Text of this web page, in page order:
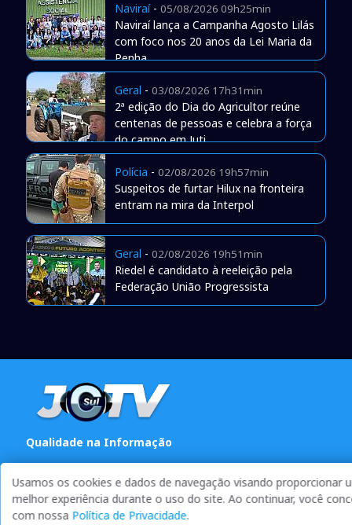
Naviraí- 05/08/2026 09h25min
Naviraí lança a Campanha Agosto Lilás
com foco nos 20 anos da Lei Maria da
Penha
Geral - 03/08/2026 17h31min
2ª edição do Dia do Agricultor reúne
centenas de pessoas e celebra a força
do campo em Juti
Polícia - 02/08/2026 19h57min
Suspeitos de furtar Hilux na fronteira
entram na mira da Interpol
Geral - 02/08/2026 19h51min
Riedel é candidato à reeleição pela
Federação União Progressista
Qualidade na Informação
atualizadas, pra você ficar bem informado.
On-line desde 01 de julho de 2007
Usamos os cookies e dados de navegação visando proporcionar
melhor experiência durante o uso do site. Ao continuar, você
com nossa Política de Privacidade.